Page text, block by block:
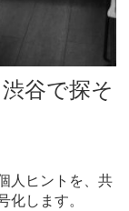
谷で探そ
人ヒントを、共
します。